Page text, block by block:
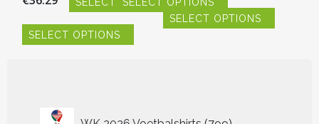
SELECT OPTIONS
variaties.
product
product
SELECT OPTIONS
Dit
product
kan
gekozen